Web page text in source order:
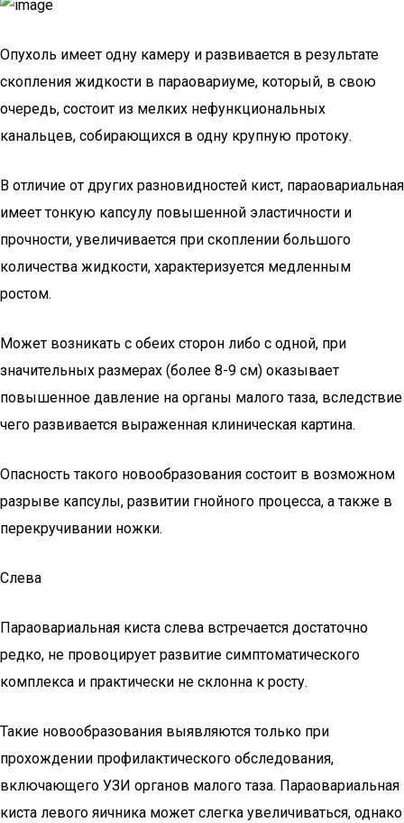
Опухоль имеет одну камеру и развивается в результате
скопления жидкости в параовариуме, который, в свою
очередь, состоит из мелких нефункциональных
канальцев, собирающихся в одну крупную протоку.
В отличие от других разновидностей кист, параовариальная
имеет тонкую капсулу повышенной эластичности и
прочности, увеличивается при скоплении большого
количества жидкости, характеризуется медленным
ростом.
Может возникать с обеих сторон либо с одной, при
значительных размерах (более 8-9 см) оказывает
повышенное давление на органы малого таза, вследствие
чего развивается выраженная клиническая картина.
Опасность такого новообразования состоит в возможном
разрыве капсулы, развитии гнойного процесса, а также в
перекручивании ножки.
Слева
Параовариальная киста слева встречается достаточно
редко, не провоцирует развитие симптоматического
комплекса и практически не склонна к росту.
Такие новообразования выявляются только при
прохождении профилактического обследования,
включающего УЗИ органов малого таза. Параовариальная
киста левого яичника может слегка увеличиваться, однако